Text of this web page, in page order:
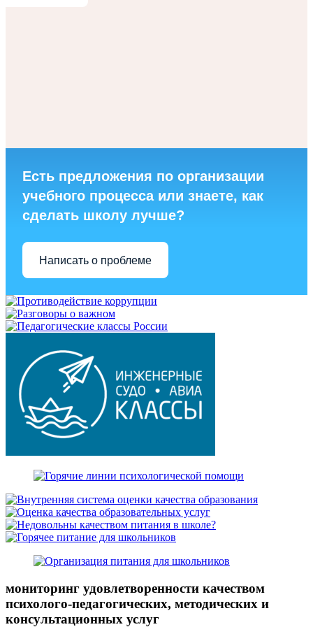
Есть предложения по организации
учебного процесса или знаете, как
сделать школу лучше?
Написать о проблеме
мониторинг удовлетворенности качеством
психолого-педагогических, методических и
консультационных услуг